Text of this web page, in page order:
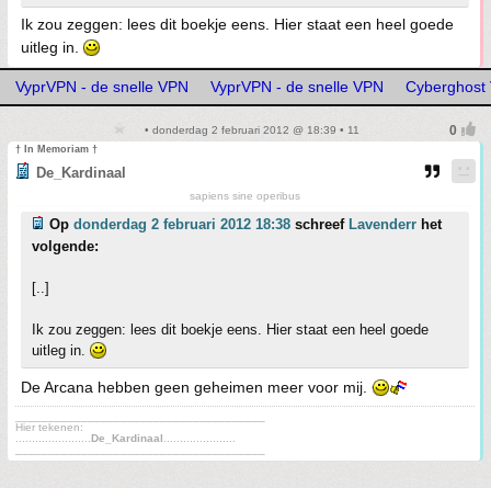
Ik zou zeggen: lees dit boekje eens. Hier staat een heel goede
uitleg in.
VyprVPN - de snelle VPN VyprVPN - de snelle VPN Cyberghost
• donderdag 2 februari 2012 @ 18:39 • 11
† In Memoriam †
De_Kardinaal
sapiens sine operibus
Op donderdag 2 februari 2012 18:38 schreef Lavenderr het
volgende:
[..]
Ik zou zeggen: lees dit boekje eens. Hier staat een heel goede
uitleg in.
De Arcana hebben geen geheimen meer voor mij.
Hier tekenen:
De_Kardinaal